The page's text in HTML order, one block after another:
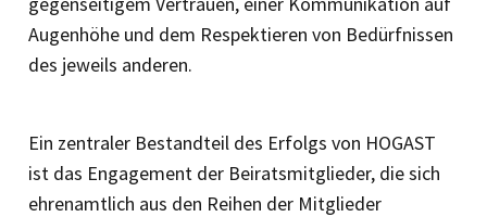
Augenhöhe und dem Res­pektieren von Bedürfnissen
des jeweils anderen.
Ein zentraler Bestandteil des Erfolgs von HOGAST
ist das Engagement der Beiratsmitglieder, die sich
ehrenamtlich aus den Reihen der Mitglieder